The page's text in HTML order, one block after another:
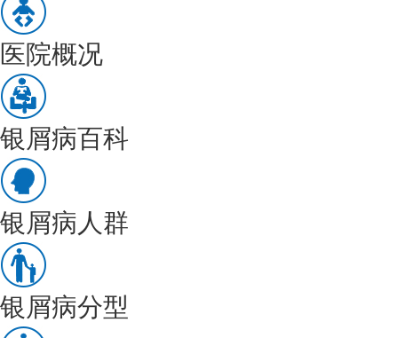
医院概况
银屑病百科
银屑病人群
银屑病分型